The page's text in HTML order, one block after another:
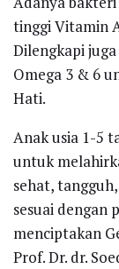
tinggi Vitamin
Dilengkapi
Omega 3 & 6
Hati.
Anak usia 1-5
untuk
sehat,
sesuai dengan
menciptakan
Prof. Dr. dr.